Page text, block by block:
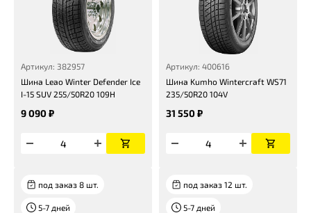
Артикул: 382957
Шина Leao Winter Defender Ice
I-15 SUV 255/50R20 109H
9 090 ₽
Артикул: 400616
Шина Kumho Wintercraft WS71
235/50R20 104V
31 550 ₽
под заказ 8 шт.
5-7 дней
под заказ 12 шт.
5-7 дней